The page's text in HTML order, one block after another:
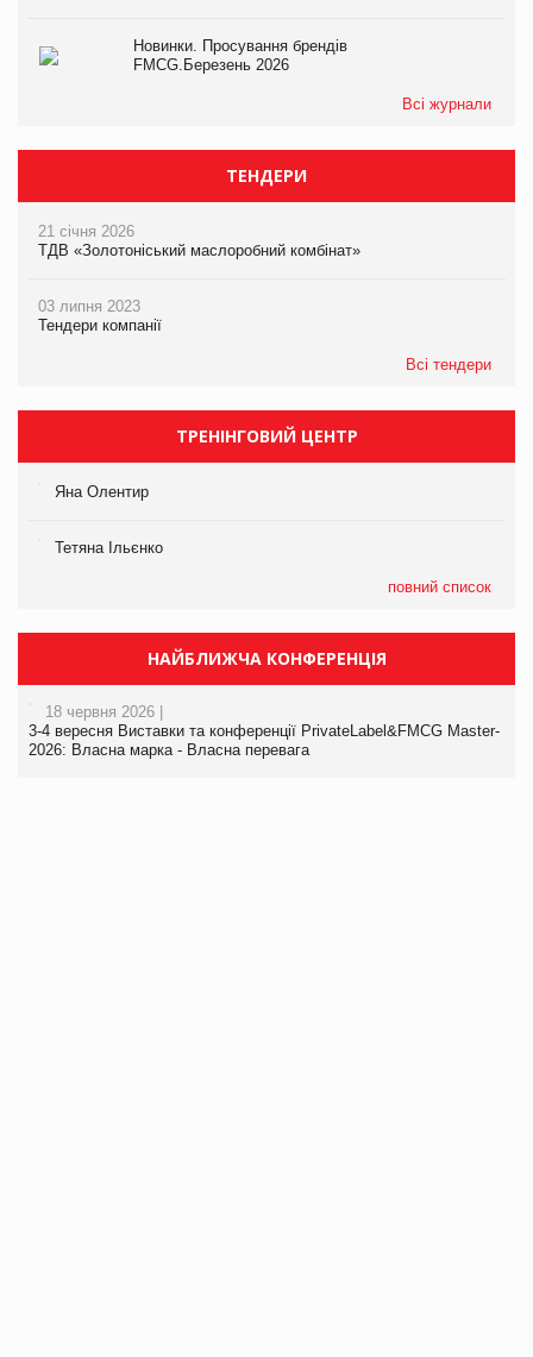
Новинки. Просування брендів
FMCG.Березень 2026
Всі журнали
ТЕНДЕРИ
21 січня 2026
ТДВ «Золотоніський маслоробний комбінат»
03 липня 2023
Тендери компанії
Всі тендери
ТРЕНІНГОВИЙ ЦЕНТР
Яна Олентир
Тетяна Ільєнко
повний список
НАЙБЛИЖЧА КОНФЕРЕНЦІЯ
18 червня 2026 |
3-4 вересня Виставки та конференції PrivateLabel&FMCG Master-
2026: Власна марка - Власна перевага